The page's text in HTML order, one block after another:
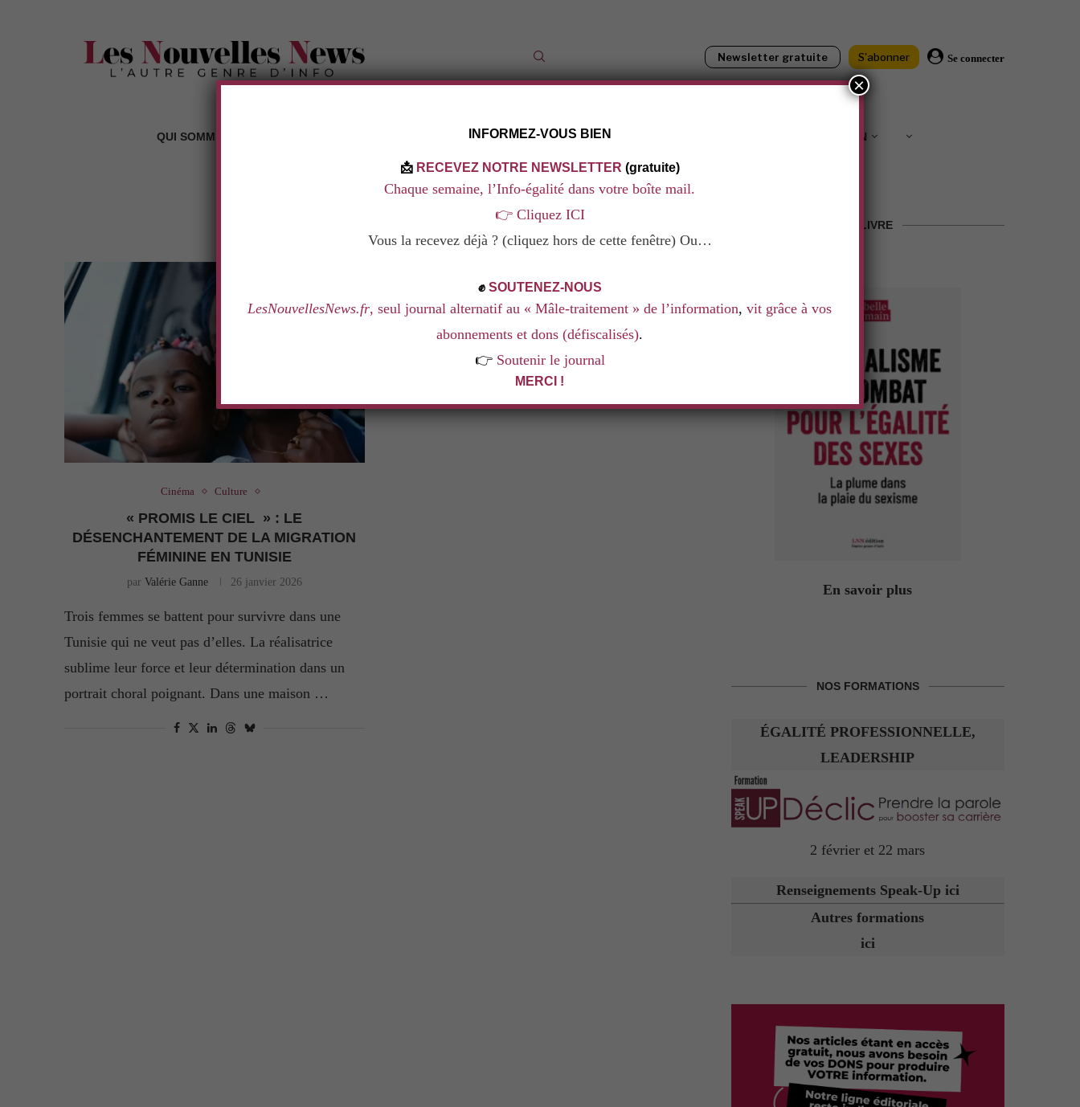
Newsletter gratuite S'abonner Se connecter
QUI SOMMES-NOUS ? LES DOSSIERS NOS LIVRES SOUTENIR LNN
DEBORA LOBE NANEY
Cinéma Culture
« PROMIS LE CIEL » : LE
DÉSENCHANTEMENT DE LA MIGRATION
FÉMININE EN TUNISIE
par Valérie Ganne 26 janvier 2026
Trois femmes se battent pour survivre dans une
Tunisie qui ne veut pas d’elles. La réalisatrice
sublime leur force et leur détermination dans un
portrait choral poignant. Dans une maison …
LE LIVRE
En savoir plus
NOS FORMATIONS
ÉGALITÉ PROFESSIONNELLE,
LEADERSHIP
2 février et 22 mars
Renseignements Speak-Up ici
Autres formations
ici
INFORMEZ-VOUS BIEN
📩 RECEVEZ NOTRE NEWSLETTER (gratuite)
Chaque semaine, l’Info-égalité dans votre boîte mail.
👉 Cliquez ICI
Vous la recevez déjà ? (cliquez hors de cette fenêtre) Ou…
✊ SOUTENEZ-NOUS
LesNouvellesNews.fr, seul journal alternatif au « Mâle-traitement » de l’information,vit grâce à vos
abonnements et dons (défiscalisés).
👉 Soutenir le journal
MERCI !
×